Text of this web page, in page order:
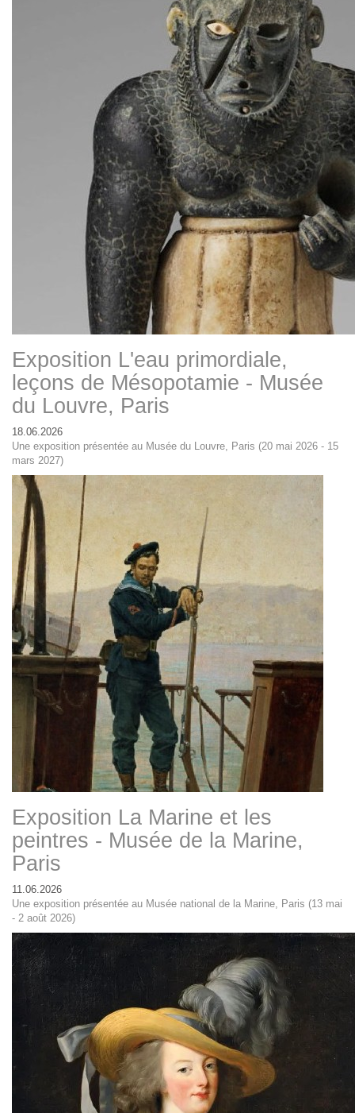
Exposition L'eau primordiale,
leçons de Mésopotamie - Musée
du Louvre, Paris
18.06.2026
Une exposition présentée au Musée du Louvre, Paris (20 mai 2026 - 15
mars 2027)
Exposition La Marine et les
peintres - Musée de la Marine,
Paris
11.06.2026
Une exposition présentée au Musée national de la Marine, Paris (13 mai
- 2 août 2026)